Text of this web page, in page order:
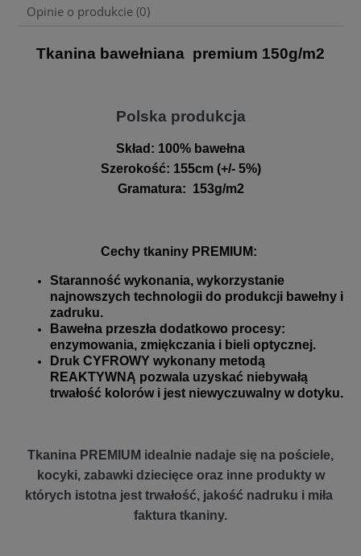
Opinie o produkcie (0)
Tkanina bawełniana premium 150g/m2
Polska produkcja
Skład: 100% bawełna
Szerokość: 155cm (+/- 5%)
Gramatura: 153g/m2
Cechy tkaniny PREMIUM:
Staranność wykonania, wykorzystanie
najnowszych technologii do produkcji bawełny i
zadruku.
Bawełna przeszła dodatkowo procesy:
enzymowania, zmiękczania i bieli optycznej.
Druk CYFROWY wykonany metodą
REAKTYWNĄ pozwala uzyskać niebywałą
trwałość kolorów i jest niewyczuwalny w dotyku.
Tkanina PREMIUM idealnie nadaje się na pościele,
kocyki, zabawki dziecięce oraz inne produkty w
których istotna jest trwałość, jakość nadruku i miła
faktura tkaniny.